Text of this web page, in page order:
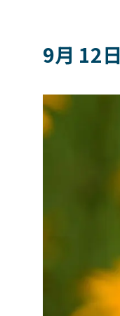
9月 12